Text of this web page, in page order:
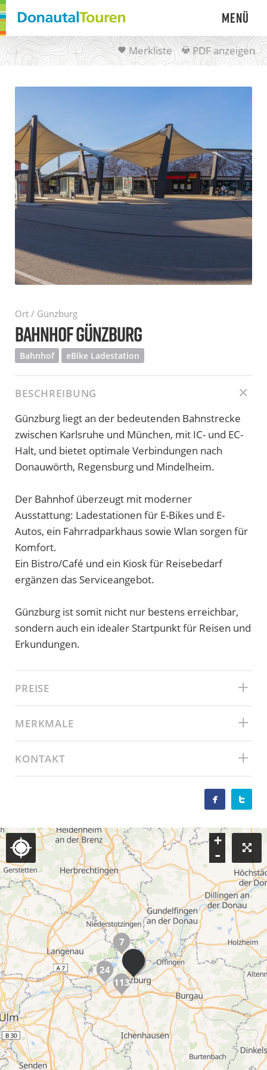
Menü
Merkliste PDF anzeigen
Ort / Günzburg
BAHNHOF GÜNZBURG
Bahnhof eBike Ladestation
BESCHREIBUNG
Günzburg liegt an der bedeutenden Bahnstrecke
zwischen Karlsruhe und München, mit IC- und EC-
Halt, und bietet optimale Verbindungen nach
Donauwörth, Regensburg und Mindelheim.
Der Bahnhof überzeugt mit moderner
Ausstattung: Ladestationen für E-Bikes und E-
Autos, ein Fahrradparkhaus sowie Wlan sorgen für
Komfort.
Ein Bistro/Café und ein Kiosk für Reisebedarf
ergänzen das Serviceangebot.
Günzburg ist somit nicht nur bestens erreichbar,
sondern auch ein idealer Startpunkt für Reisen und
Erkundungen.
PREISE
MERKMALE
KONTAKT
 
24
113
7
+
-